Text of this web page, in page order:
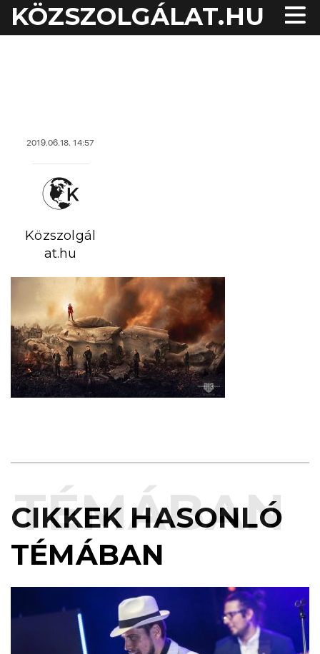
KÖZSZOLGÁLAT.HU
2019.06.18. 14:57
Közszolgál
at.hu
CIKKEK HASONLÓ
TÉMÁBAN